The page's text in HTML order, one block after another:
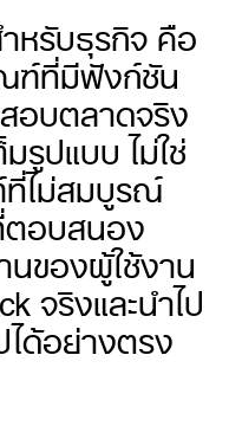
รับธุรกิจ คือ
ฑ์ที่มีฟังก์ชัน
อบตลาดจริง
ปแบบ ไม่ใช่
ไม่สมบูรณ์
อบสนอง
ของผู้ใช้งาน
จริงและนำไป
ด้อย่างตรง